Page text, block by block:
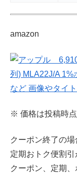
amazon
※ 価格は投稿時点
クーポン終了の
定期おトク便割
クーポン、定期